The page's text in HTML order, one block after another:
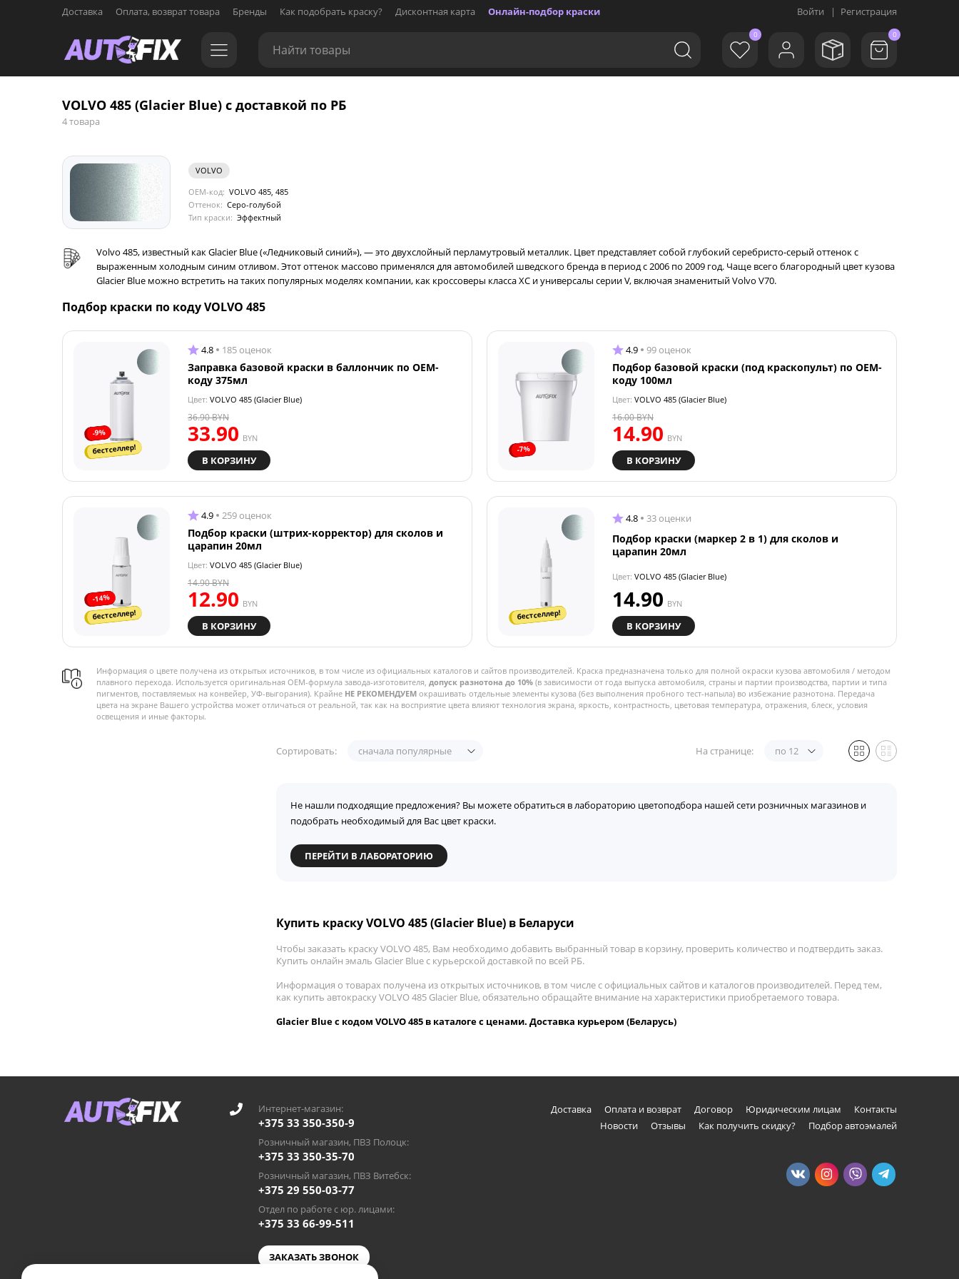
Доставка Оплата, возврат товара Бренды Как подобрать краску? Дисконтная карта Онлайн-подбор краски Войти | Регистрация
0 0
VOLVO 485 (Glacier Blue) с доставкой по РБ
4 товара
VOLVO
OEM-код: VOLVO 485, 485
Оттенок: Серо-голубой
Тип краски: Эффектный
Volvo 485, известный как Glacier Blue («Ледниковый синий»), — это двухслойный перламутровый металлик. Цвет представляет собой глубокий серебристо-серый оттенок с
выраженным холодным синим отливом. Этот оттенок массово применялся для автомобилей шведского бренда в период с 2006 по 2009 год. Чаще всего благородный цвет кузова
Glacier Blue можно встретить на таких популярных моделях компании, как кроссоверы класса XC и универсалы серии V, включая знаменитый Volvo V70.
Подбор краски по коду VOLVO 485
-9%
бестселлер!
4.8 185 оценок
Заправка базовой краски в баллончик по OEM-
коду 375мл
Цвет: VOLVO 485 (Glacier Blue)
33.90 BYN
36.90BYN
В КОРЗИНУ
-7%
4.9 99 оценок
Подбор базовой краски (под краскопульт) по OEM-
коду 100мл
Цвет: VOLVO 485 (Glacier Blue)
14.90 BYN
16.00BYN
В КОРЗИНУ
-14%
бестселлер!
4.9 259 оценок
Подбор краски (штрих-корректор) для сколов и
царапин 20мл
Цвет: VOLVO 485 (Glacier Blue)
12.90 BYN
14.90BYN
В КОРЗИНУ
бестселлер!
4.8 33 оценки
Подбор краски (маркер 2 в 1) для сколов и
царапин 20мл
Цвет: VOLVO 485 (Glacier Blue)
14.90 BYN
В КОРЗИНУ
Информация о цвете получена из открытых источников, в том числе из официальных каталогов и сайтов производителей. Краска предназначена только для полной окраски кузова автомобиля / методом
плавного перехода. Используется оригинальная OEM-формула завода-изготовителя, допуск разнотона до 10% (в зависимости от года выпуска автомобиля, страны и партии производства, партии и типа
пигментов, поставляемых на конвейер, УФ-выгорания). Крайне НЕ РЕКОМЕНДУЕМ окрашивать отдельные элементы кузова (без выполнения пробного тест-напыла) во избежание разнотона. Передача
цвета на экране Вашего устройства может отличаться от реальной, так как на восприятие цвета влияют технология экрана, яркость, контрастность, цветовая температура, отражения, блеск, условия
освещения и иные факторы.
Сортировать: сначала популярные На странице: по 12
Не нашли подходящие предложения? Вы можете обратиться в лабораторию цветоподбора нашей сети розничных магазинов и
подобрать необходимый для Вас цвет краски.
ПЕРЕЙТИ В ЛАБОРАТОРИЮ
Купить краску VOLVO 485 (Glacier Blue) в Беларуси
Чтобы заказать краску VOLVO 485, Вам необходимо добавить выбранный товар в корзину, проверить количество и подтвердить заказ.
Купить онлайн эмаль Glacier Blue с курьерской доставкой по всей РБ.
Информация о товарах получена из открытых источников, в том числе с официальных сайтов и каталогов производителей. Перед тем,
как купить автокраску VOLVO 485 Glacier Blue, обязательно обращайте внимание на характеристики приобретаемого товара.
Glacier Blue с кодом VOLVO 485 в каталоге с ценами. Доставка курьером (Беларусь)
Интернет-магазин:
+375 33 350-350-9
Розничный магазин, ПВЗ Полоцк:
+375 33 350-35-70
Розничный магазин, ПВЗ Витебск:
+375 29 550-03-77
Отдел по работе с юр. лицами:
+375 33 66-99-511
ЗАКАЗАТЬ ЗВОНОК
Доставка Оплата и возврат Договор Юридическим лицам
Контакты
Новости
Отзывы Как получить скидку? Подбор автоэмалей